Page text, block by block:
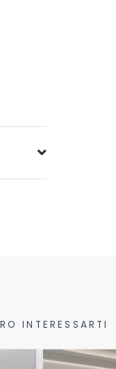
INTERESSARTI